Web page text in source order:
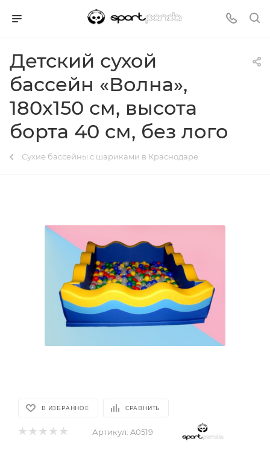
Детский сухой
бассейн «Волна»,
180x150 см, высота
борта 40 см, без лого
Сухие бассейны с шариками в Краснодаре
В ИЗБРАННОЕ СРАВНИТЬ
Артикул: A0519